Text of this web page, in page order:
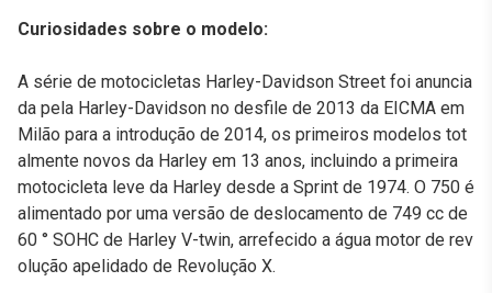
Curiosidades sobre o modelo:
A série de motocicletas Harley-Davidson Street foi anuncia
da pela Harley-Davidson no desfile de 2013 da EICMA em
Milão para a introdução de 2014, os primeiros modelos tot
almente novos da Harley em 13 anos, incluindo a primeira
motocicleta leve da Harley desde a Sprint de 1974. O 750 é
alimentado por uma versão de deslocamento de 749 cc de
60 ° SOHC de Harley V-twin, arrefecido a água motor de rev
olução apelidado de Revolução X.